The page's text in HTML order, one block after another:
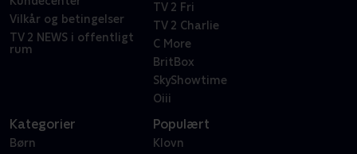
Vilkår og betingelser
TV 2 NEWS i offentligt
rum
TV 2 Fri
TV 2 Charlie
C More
BritBox
SkyShowtime
Oiii
Kategorier
Børn
Populært
Klovn